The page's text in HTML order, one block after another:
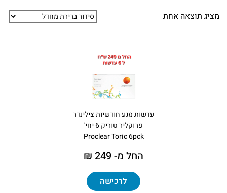
מציג תוצאה אחת
עדשות מגע חודשיות צילינדר
פרוקליר טוריק 6 יחי'
Proclear Toric 6pck
החל מ- 249 ₪
לרכישה